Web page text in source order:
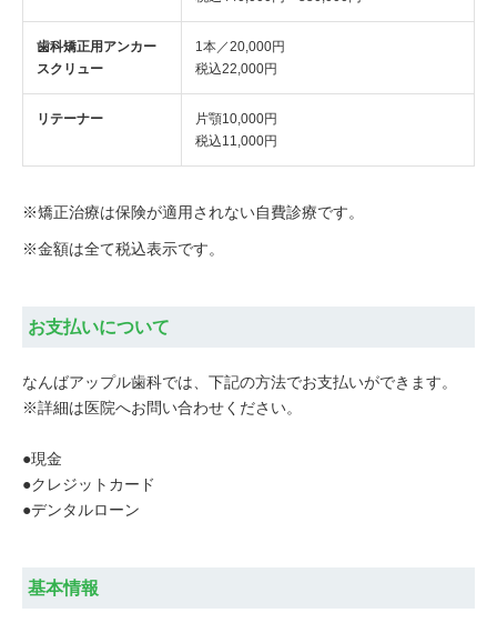
歯科矯正用アンカー
スクリュー
1本／20,000円
税込22,000円
リテーナー
片顎10,000円
税込11,000円
※矯正治療は保険が適用されない自費診療です。
※金額は全て税込表示です。
お支払いについて
なんばアップル歯科では、下記の方法でお支払いができます。
※詳細は医院へお問い合わせください。
●現金
●クレジットカード
●デンタルローン
基本情報